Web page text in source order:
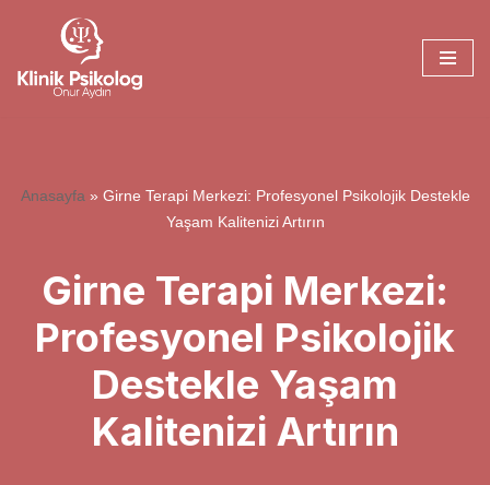
geç
Anasayfa » Girne Terapi Merkezi: Profesyonel Psikolojik Destekle
Yaşam Kalitenizi Artırın
Girne Terapi Merkezi:
Profesyonel Psikolojik
Destekle Yaşam
Kalitenizi Artırın